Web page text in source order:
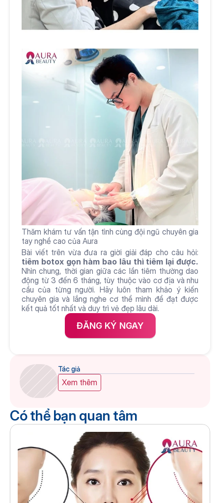
Thăm khám tư vấn tận tình cùng đội ngũ chuyên gia
tay nghề cao của Aura
Nhìn chung, thời gian giữa các lần tiêm thường dao
động từ 3 đến 6 tháng, tùy thuộc vào cơ địa và nhu
cầu của từng người. Hãy luôn tham khảo ý kiến
chuyên gia và lắng nghe cơ thể mình để đạt được
kết quả tốt nhất và duy trì vẻ đẹp lâu dài.
ĐĂNG KÝ NGAY
Tác giả
Xem thêm
Có thể bạn quan tâm